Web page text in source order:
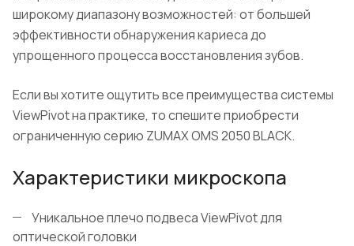
широкому диапазону возможностей: от большей
эффективности обнаружения кариеса до
упрощенного процесса восстановления зубов.
Если вы хотите ощутить все преимущества системы
ViewPivot на практике, то спешите приобрести
ограниченную серию ZUMAX OMS 2050 BLACK.
Характеристики микроскопа
Уникальное плечо подвеса ViewPivot для
оптической головки